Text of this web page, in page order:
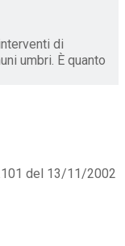
di
umbri. È quanto
del 13/11/2002